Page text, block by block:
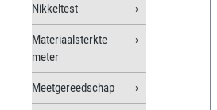
Nikkeltest
Materiaalsterkte
meter
Meetgereedschap